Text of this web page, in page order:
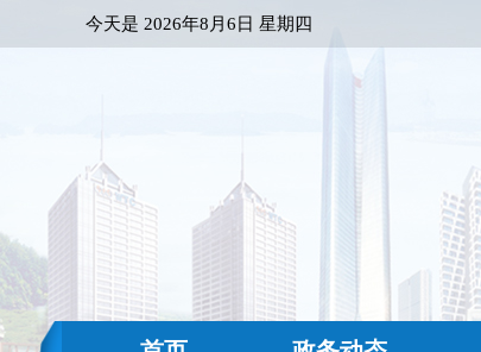
今天是 2026年8月6日 星期四